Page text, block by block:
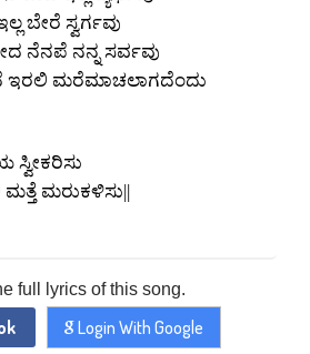
ಬೇರೆ ಸ್ವರ್ಗವು
ನೆನಪೆ ನನ್ನ ಸರ್ವವು
ಇರಲಿ ಮರೆಮಾಚಲಾಗದೆಂದು
ಸ್ವೀಕರಿಸು
ಮರುಕಳಿಸು||
full lyrics of this song.
Login With Google